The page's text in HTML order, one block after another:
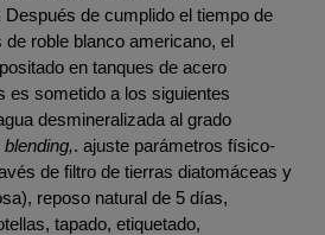
de cumplido el tiempo de
roble blanco americano, el
en tanques de acero
es sometido a los siguientes
desmineralizada al grado
blending,. ajuste parámetros físico-
de filtro de tierras diatomáceas y
reposo natural de 5 días,
tapado, etiquetado,